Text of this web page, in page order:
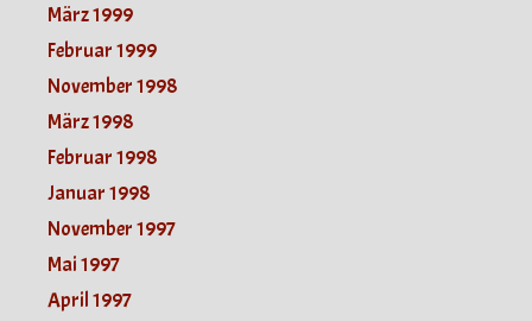
März 1999
Februar 1999
November 1998
März 1998
Februar 1998
Januar 1998
November 1997
Mai 1997
April 1997